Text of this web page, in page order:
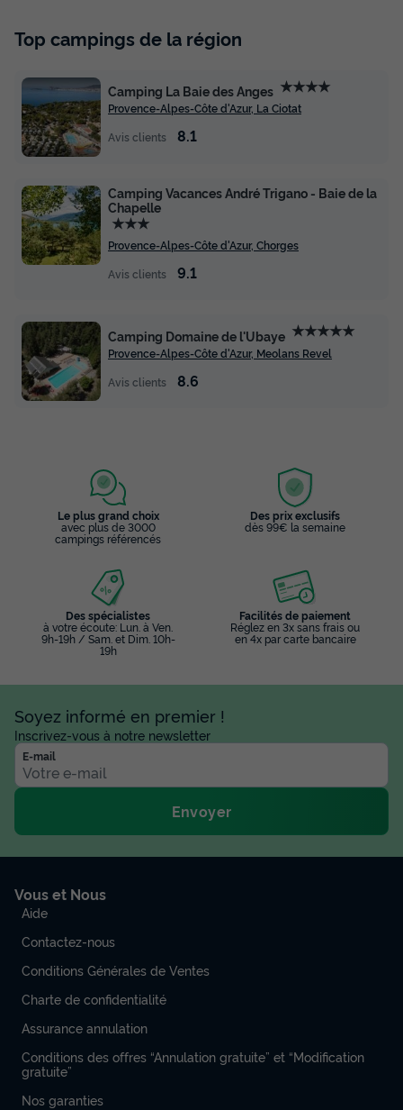
Top campings de la région
Camping La Baie des Anges ★★★★
Provence-Alpes-Côte d'Azur, La Ciotat
Avis clients
8.1
Camping Vacances André Trigano - Baie de la
Chapelle
★★★
Provence-Alpes-Côte d'Azur, Chorges
Avis clients
9.1
Camping Domaine de l'Ubaye ★★★★★
Provence-Alpes-Côte d'Azur, Meolans Revel
Avis clients
8.6
Le plus grand choix
avec plus de 3000
campings référencés
Des prix exclusifs
dès 99€ la semaine
Des spécialistes
à votre écoute: Lun. à Ven.
9h-19h / Sam. et Dim. 10h-
19h
Facilités de paiement
Réglez en 3x sans frais ou
en 4x par carte bancaire
Soyez informé en premier !
Inscrivez-vous à notre newsletter
E-mail
Envoyer
Vous et Nous
Aide
Contactez-nous
Conditions Générales de Ventes
Charte de confidentialité
Assurance annulation
Conditions des offres “Annulation gratuite” et “Modification
gratuite”
Nos garanties